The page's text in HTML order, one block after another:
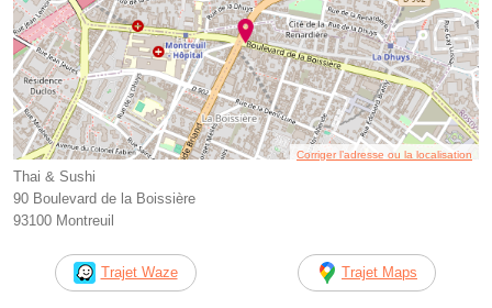
Corriger l’adresse ou la localisation
Thai & Sushi
90 Boulevard de la Boissière
93100 Montreuil
Trajet Waze Trajet Maps